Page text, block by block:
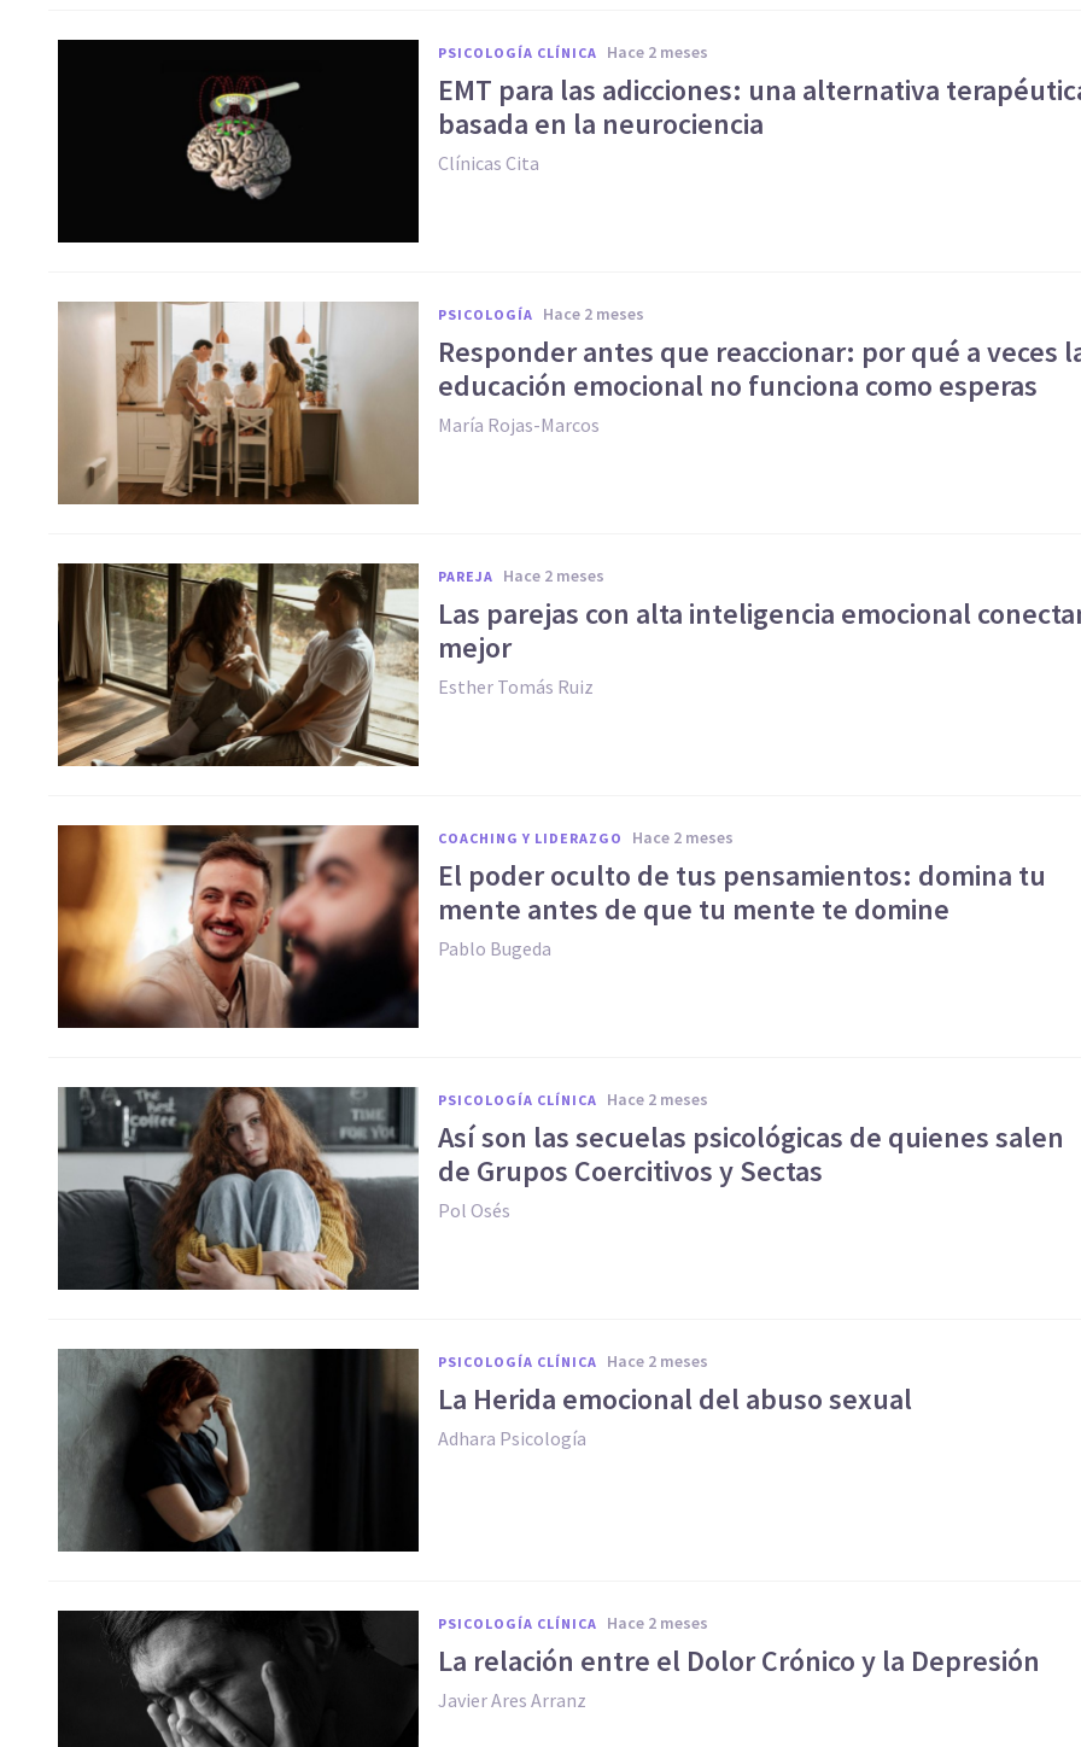
PSICOLOGÍA CLÍNICA hace 2 meses
EMT para las adicciones: una alternativa
basada en la neurociencia
Clínicas Cita
PSICOLOGÍA hace 2 meses
Responder antes que reaccionar: por qué a veces
educación emocional no funciona como esperas
María Rojas-Marcos
PAREJA hace 2 meses
Las parejas con alta inteligencia emocional
mejor
Esther Tomás Ruiz
COACHING Y LIDERAZGO hace 2 meses
El poder oculto de tus pensamientos: domina tu
mente antes de que tu mente te domine
Pablo Bugeda
PSICOLOGÍA CLÍNICA hace 2 meses
Así son las secuelas psicológicas de quienes salen
de Grupos Coercitivos y Sectas
Pol Osés
PSICOLOGÍA CLÍNICA hace 2 meses
La Herida emocional del abuso sexual
Adhara Psicología
PSICOLOGÍA CLÍNICA hace 2 meses
La relación entre el Dolor Crónico y la Depresión
Javier Ares Arranz